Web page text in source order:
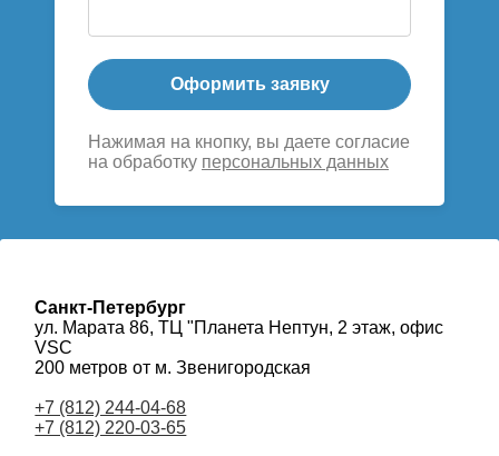
Оформить заявку
Нажимая на кнопку, вы даете согласие
на обработку персональных данных
Санкт-Петербург
ул. Марата 86, ТЦ "Планета Нептун, 2 этаж, офис
VSC
200 метров от м. Звенигородская
+7 (812) 244-04-68
+7 (812) 220-03-65